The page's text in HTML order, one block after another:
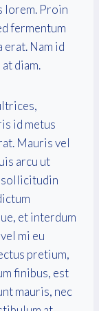
lorem. Proin
fermentum
Nam id
diam.
id metus
Mauris vel
arcu ut
sollicitudin
et interdum
mi eu
pretium,
finibus, est
mauris, nec